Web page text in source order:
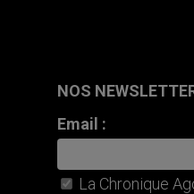
NOS
Email :
La Chronique